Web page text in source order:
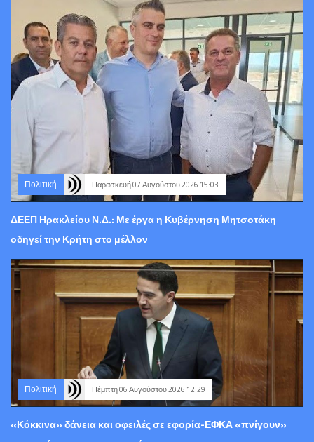
Πολιτική Παρασκευή 07 Αυγούστου 2026 15:03
ΔΕΕΠ Ηρακλείου Ν.Δ.: Με έργα η Κυβέρνηση Μητσοτάκη
οδηγεί την Κρήτη στο μέλλον
Πολιτική Πέμπτη 06 Αυγούστου 2026 12:29
«Κόκκινα» δάνεια και οφειλές σε εφορία-ΕΦΚΑ «πνίγουν»